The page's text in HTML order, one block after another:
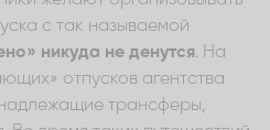
с так называемой
никуда не денутся. На
отпусков агентства
трансферы,